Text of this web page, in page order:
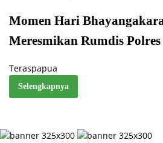
Momen Hari
Meresmikan Rumdis
Teraspapua
Selengkapnya